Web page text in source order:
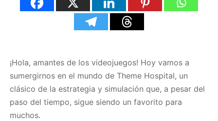
¡Hola, amantes de los videojuegos! Hoy vamos a
sumergirnos en el mundo de Theme Hospital, un
clásico de la estrategia y simulación que, a pesar del
paso del tiempo, sigue siendo un favorito para
muchos.